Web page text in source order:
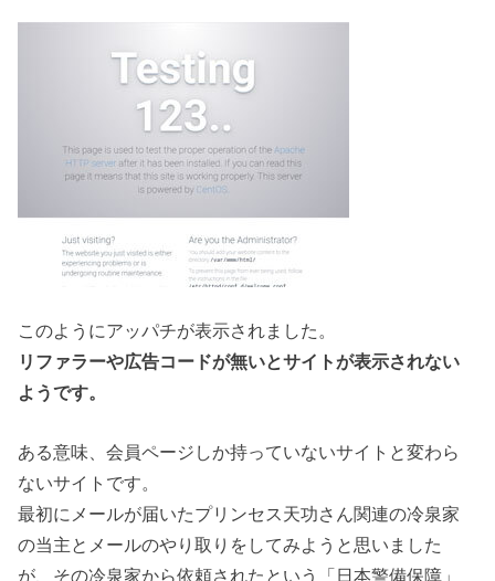
このようにアッパチが表示されました。
リファラーや広告コードが無いとサイトが表示されない
ようです。
ある意味、会員ページしか持っていないサイトと変わら
ないサイトです。
最初にメールが届いたプリンセス天功さん関連の冷泉家
の当主とメールのやり取りをしてみようと思いました
が、その冷泉家から依頼されたという「日本警備保障」